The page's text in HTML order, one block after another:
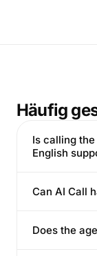
Häufig
Is calling
English
Can AI Call
Does the